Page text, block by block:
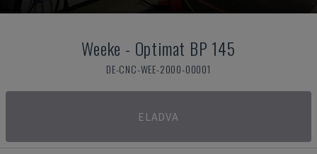
Weeke - Optimat BP 145
DE-CNC-WEE-2000-00001
ELADVA